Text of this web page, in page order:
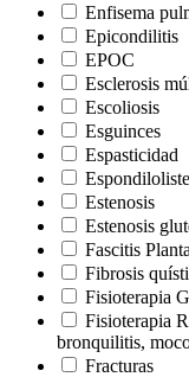
Enfisema
Epicondilitis
EPOC
Esclerosis
Escoliosis
Esguinces
Espasticidad
Estenosis
Estenosis
Fascitis
Fibrosis
Fisioterapia
Fisioterapia
bronquilitis,
Fracturas